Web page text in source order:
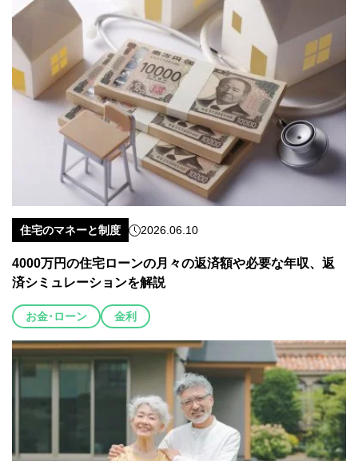
住宅のマネーと制度 2026.06.10
4000万円の住宅ローンの月々の返済額や必要な年収、返
済シミュレーションを解説
お金･ローン 金利